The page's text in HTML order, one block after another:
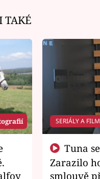
TAKÉ
SERIÁLY A
Zarazilo
smlouvě